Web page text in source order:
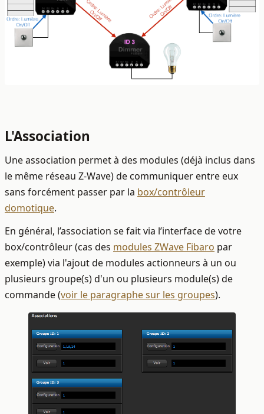
L'Association
Une association permet à des modules (déjà inclus dans
le même réseau Z-Wave) de communiquer entre eux
sans forcément passer par la box/contrôleur
domotique.
En général, l’association se fait via l’interface de votre
box/contrôleur (cas des modules ZWave Fibaro par
exemple) via l'ajout de modules actionneurs à un ou
plusieurs groupe(s) d'un ou plusieurs module(s) de
commande (voir le paragraphe sur les groupes).